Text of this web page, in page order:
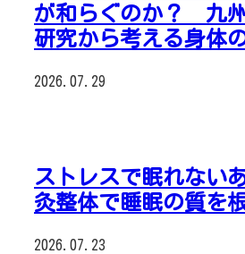
が和らぐのか？ 九
研究から考える身体
2026.07.29
ストレスで眠れない
灸整体で睡眠の質を
2026.07.23